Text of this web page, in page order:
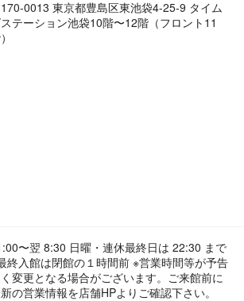
0013 東京都豊島区東池袋4-25-9 タイム
テーション池袋10階〜12階（フロント11
〜翌 8:30 日曜・連休最終日は 22:30 まで
終入館は閉館の１時間前 ※営業時間等が予告
変更となる場合がございます。ご来館前に
の営業情報を店舗HPよりご確認下さい。